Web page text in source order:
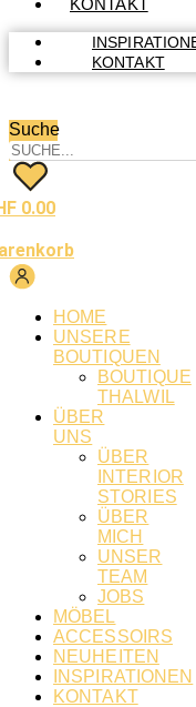
KONTAKT
KONTAKT
Suche
0.00
HOME
UNSERE
BOUTIQUEN
BOUTIQUE
THALWIL
ÜBER
UNS
ÜBER
INTERIOR
STORIES
ÜBER
MICH
UNSER
TEAM
JOBS
MÖBEL
ACCESSOIRS
NEUHEITEN
INSPIRATIONEN
KONTAKT